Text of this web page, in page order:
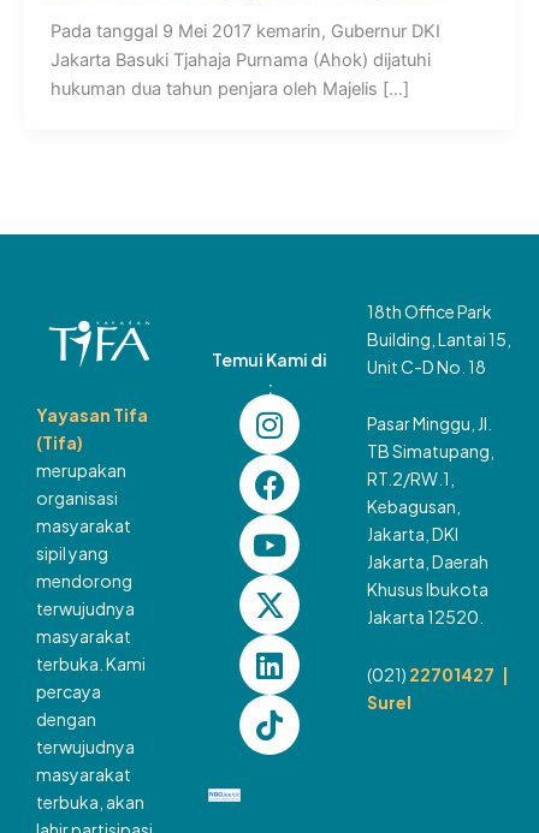
Pada tanggal 9 Mei 2017 kemarin, Gubernur DKI
Jakarta Basuki Tjahaja Purnama (Ahok) dijatuhi
hukuman dua tahun penjara oleh Majelis […]
Yayasan Tifa
(Tifa)
merupakan
organisasi
masyarakat
sipil yang
mendorong
terwujudnya
masyarakat
terbuka. Kami
percaya
dengan
terwujudnya
masyarakat
terbuka, akan
Temui Kami di
:
I
n
s
t
a
g
r
a
m
F
a
c
e
b
o
o
k
Y
o
u
t
u
b
e
X
-
t
w
i
t
t
e
r
L
i
n
k
e
d
i
n
T
i
k
t
o
k
18th Office Park
Building, Lantai 15,
Unit C-D No. 18
Pasar Minggu, Jl.
TB Simatupang,
RT.2/RW.1,
Kebagusan,
Jakarta, DKI
Jakarta, Daerah
Khusus Ibukota
Jakarta 12520.
(021) 22701427 |
Surel